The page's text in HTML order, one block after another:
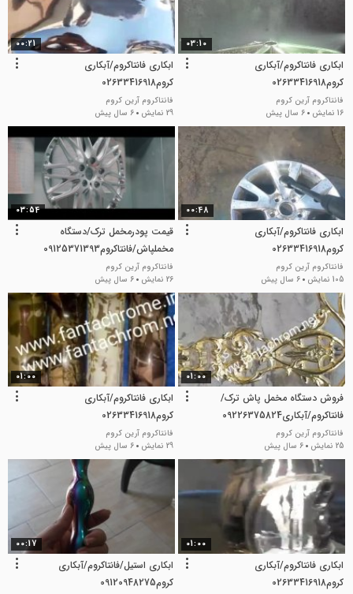
03:10
ابکاری فانتاکروم/آبکاری
کروم02633416918
فانتاکروم آرین کروم
16 نمایش
6 سال پیش
00:21
ابکاری فانتاکروم/آبکاری
کروم02633416918
فانتاکروم آرین کروم
29 نمایش
6 سال پیش
00:48
ابکاری فانتاکروم/آبکاری
کروم02633416918
فانتاکروم آرین کروم
105 نمایش
6 سال پیش
03:54
قیمت پودرمخمل ترک/دستگاه
مخملپاش/فانتاکروم09125371393
فانتاکروم آرین کروم
26 نمایش
6 سال پیش
01:00
فروش دستگاه مخمل پاش ترک/
فانتاکروم/آبکاری09226375824
فانتاکروم آرین کروم
25 نمایش
6 سال پیش
01:00
ابکاری فانتاکروم/آبکاری
کروم02633416918
فانتاکروم آرین کروم
29 نمایش
6 سال پیش
01:00
ابکاری فانتاکروم/آبکاری
کروم02633416918
00:17
ابکاری استیل/فانتاکروم/آبکاری
کروم09120948275